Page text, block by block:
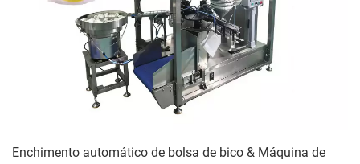
Enchimento automático de bolsa de bico & Máquina de